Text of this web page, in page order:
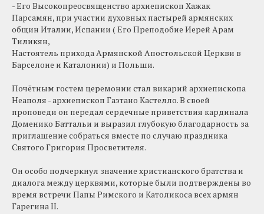
- Его Высокопреосвященство архиепископ Хажак
Парсамян, при участии духовных пастырей армянских
общин Италии, Испании ( Его Преподобие Иерей Арам
Тиликян,
Настоятель прихода Армянской Апостольской Церкви в
Барселоне и Каталонии) и Польши.
Почётным гостем церемонии стал викарий архиепископа
Неаполя - архиепископ Гаэтано Кастелло. В своей
проповеди он передал сердечные приветствия кардинала
Доменико Баттальи и выразил глубокую благодарность за
приглашение собраться вместе по случаю праздника
Святого Григория Просветителя.
Он особо подчеркнул значение христианского братства и
диалога между церквями, которые были подтверждены во
время встречи Папы Римского и Католикоса всех армян
Гарегина II.